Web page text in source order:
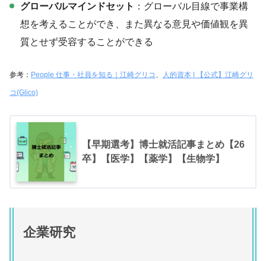
グローバルマインドセット ：グローバル目線で事業構
想を考えることができ、また異なる意見や価値観を異
質とせず受容することができる
参考： People 仕事・社員を知る｜江崎グリコ 人的資本 | 【公式】江崎グリ
コ(Glico)
【早期選考】博士就活記事まとめ【26
卒】【医学】【薬学】【生物学】
企業研究